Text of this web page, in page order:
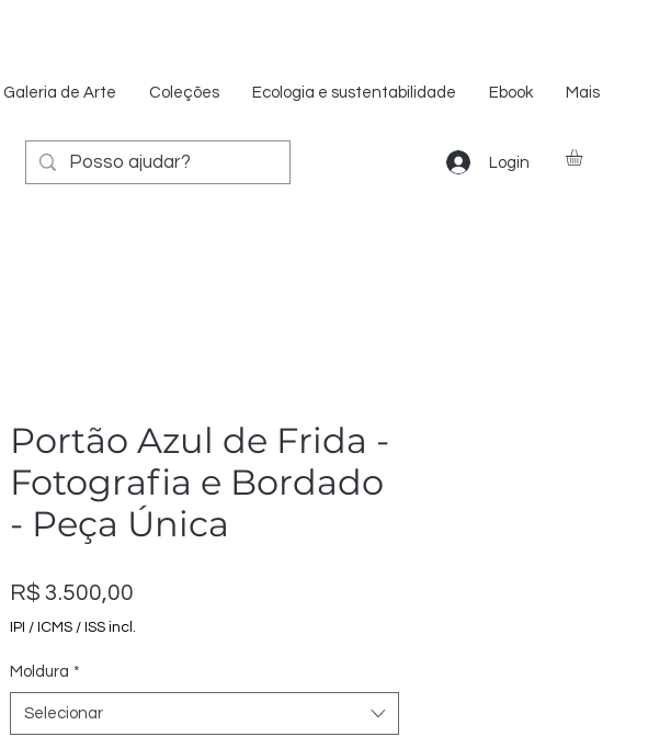
Galeria de Arte Coleções Ecologia e sustentabilidade Ebook Mais
Login
Portão Azul de Frida -
Fotografia e Bordado
- Peça Única
R$ 3.500,00
IPI / ICMS / ISS incl.
Moldura *
Selecionar